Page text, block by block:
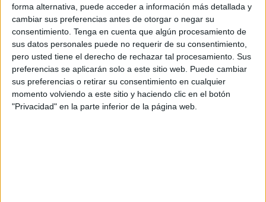
forma alternativa, puede acceder a información más detallada y
cambiar sus preferencias antes de otorgar o negar su
consentimiento. Tenga en cuenta que algún procesamiento de
sus datos personales puede no requerir de su consentimiento,
pero usted tiene el derecho de rechazar tal procesamiento. Sus
preferencias se aplicarán solo a este sitio web. Puede cambiar
sus preferencias o retirar su consentimiento en cualquier
momento volviendo a este sitio y haciendo clic en el botón
"Privacidad" en la parte inferior de la página web.
Guanyem Girona denuncia
''problemes i manca de claredat'' en el
desplegament dels contenidors
intel·ligents